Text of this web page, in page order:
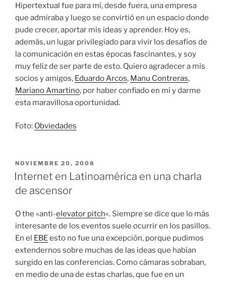
Hipertextual fue para mí, desde fuera, una empresa
que admiraba y luego se convirtió en un espacio donde
pude crecer, aportar mis ideas y aprender. Hoy es,
además, un lugar privilegiado para vivir los desafíos de
la comunicación en estas épocas fascinantes, y soy
muy feliz de ser parte de esto. Quiero agradecer a mis
socios y amigos, Eduardo Arcos, Manu Contreras,
Mariano Amartino, por haber confiado en mí y darme
esta maravillosa oportunidad.
Foto: Obviedades
PUBLICADO
EL
NOVIEMBRE 20, 2008
Internet en Latinoamérica en una charla
de ascensor
O the «anti-elevator pitch«. Siempre se dice que lo más
interesante de los eventos suele ocurrir en los pasillos.
En el EBEesto no fue una excepción, porque pudimos
extendernos sobre muchas de las ideas que habían
surgido en las conferencias. Como cámaras sobraban,
en medio de una de estas charlas, que fue en un